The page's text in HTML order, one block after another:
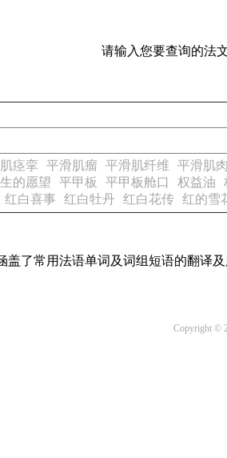
请输入您要查询的法
痉挛 平滑肌瘤 平滑肌纤维 平滑肌
的愿望 平甲板 平甲板舱口 权益油
红白喜事 红白牡丹 红白花传 红的雪
了常用法语单词及词组短语的翻译
Copyright ©